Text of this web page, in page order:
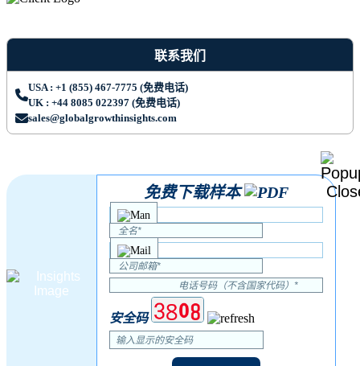
联系我们
USA : +1 (855) 467-7775 (免费电话)
UK : +44 8085 022397 (免费电话)
sales@globalgrowthinsights.com
免费下载样本
安全码